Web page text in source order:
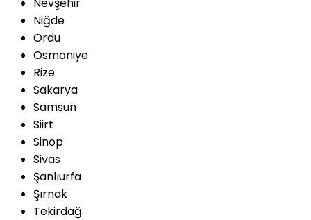
Niğde
Ordu
Osmaniye
Rize
Sakarya
Samsun
Siirt
Sinop
Sivas
Şanlıurfa
Şırnak
Tekirdağ